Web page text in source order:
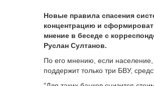
Новые правила спасения
концентрацию и
мнение в беседе с
Руслан Султанов.
По его мнению, если население,
поддержит только три БВУ,